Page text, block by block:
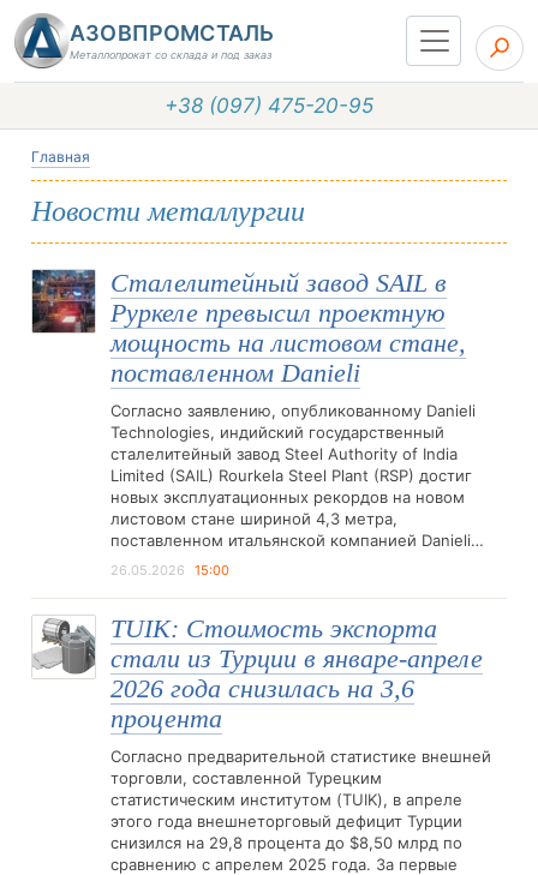
АЗОВПРОМСТАЛЬ
Металлопрокат со склада и под заказ
+38 (097) 475-20-95
Главная
Новости металлургии
Сталелитейный завод SAIL в
Руркеле превысил проектную
мощность на листовом стане,
поставленном Danieli
Согласно заявлению, опубликованному Danieli
Technologies, индийский государственный
сталелитейный завод Steel Authority of India
Limited (SAIL) Rourkela Steel Plant (RSP) достиг
новых эксплуатационных рекордов на новом
листовом стане шириной 4,3 метра,
поставленном итальянской компанией Danieli…
26.05.2026 15:00
TUIK: Стоимость экспорта
стали из Турции в январе-апреле
2026 года снизилась на 3,6
процента
Согласно предварительной статистике внешней
торговли, составленной Турецким
статистическим институтом (TUIK), в апреле
этого года внешнеторговый дефицит Турции
снизился на 29,8 процента до $8,50 млрд по
сравнению с апрелем 2025 года. За первые